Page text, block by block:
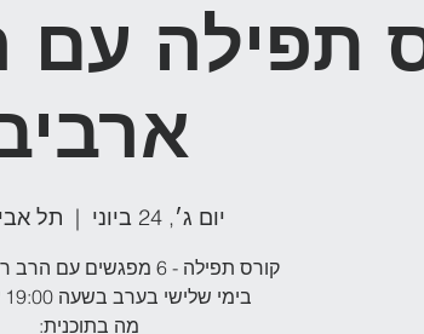
תפילה עם
יום ג׳, 24 ביוני
  |
תל